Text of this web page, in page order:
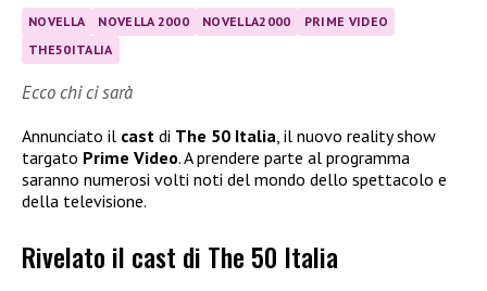
NOVELLA NOVELLA 2000 NOVELLA2000
PRIME VIDEO
THE50ITALIA
Ecco chi ci sarà
Annunciato il cast di The 50 Italia, il nuovo reality show
targato Prime Video. A prendere parte al programma
saranno numerosi volti noti del mondo dello spettacolo e
della televisione.
Rivelato il cast di The 50 Italia